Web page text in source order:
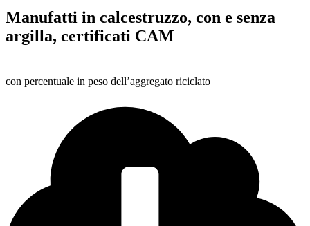
Manufatti in calcestruzzo, con e senza
argilla, certificati CAM
con percentuale in peso dell’aggregato riciclato